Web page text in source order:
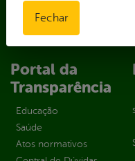
Superintendência
Talhada-STTRANS
Portal da
Transparência
Educação
Saúde
Atos normativos
Fechar